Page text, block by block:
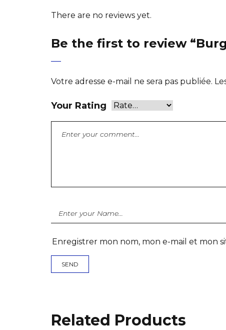
There are no reviews yet.
Be the first to review
Votre adresse e-mail ne sera pas publiée.
Your Rating
Enregistrer mon nom, mon e-mail et mon
Related Products